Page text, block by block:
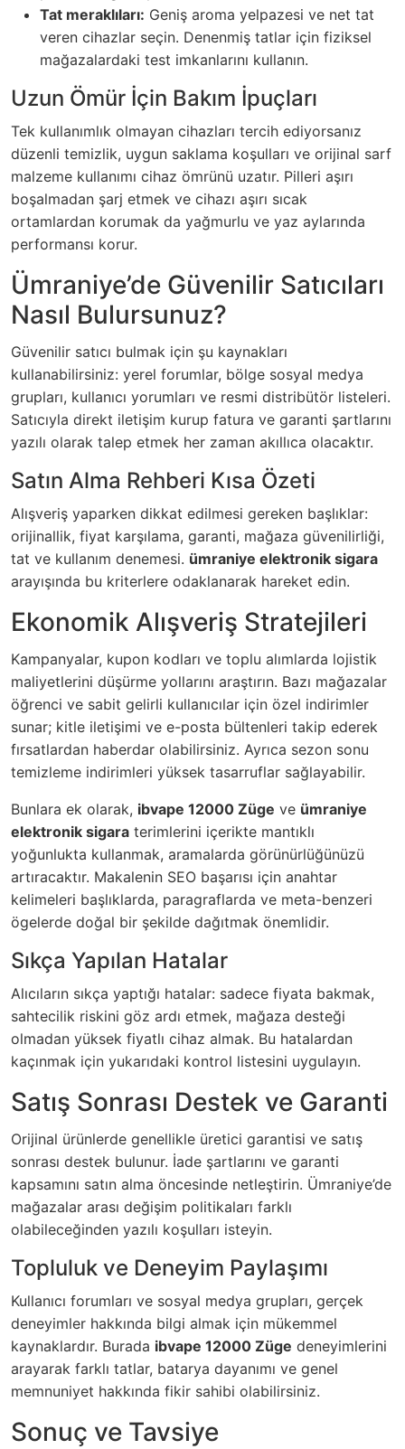
Tat meraklıları: Geniş aroma yelpazesi ve net tat
veren cihazlar seçin. Denenmiş tatlar için fiziksel
mağazalardaki test imkanlarını kullanın.
Uzun Ömür İçin Bakım İpuçları
Tek kullanımlık olmayan cihazları tercih ediyorsanız
düzenli temizlik, uygun saklama koşulları ve orijinal sarf
malzeme kullanımı cihaz ömrünü uzatır. Pilleri aşırı
boşalmadan şarj etmek ve cihazı aşırı sıcak
ortamlardan korumak da yağmurlu ve yaz aylarında
performansı korur.
Ümraniye’de Güvenilir Satıcıları
Nasıl Bulursunuz?
Güvenilir satıcı bulmak için şu kaynakları
kullanabilirsiniz: yerel forumlar, bölge sosyal medya
grupları, kullanıcı yorumları ve resmi distribütör listeleri.
Satıcıyla direkt iletişim kurup fatura ve garanti şartlarını
yazılı olarak talep etmek her zaman akıllıca olacaktır.
Satın Alma Rehberi Kısa Özeti
Alışveriş yaparken dikkat edilmesi gereken başlıklar:
orijinallik, fiyat karşılama, garanti, mağaza güvenilirliği,
tat ve kullanım denemesi. ümraniye elektronik sigara
arayışında bu kriterlere odaklanarak hareket edin.
Ekonomik Alışveriş Stratejileri
Kampanyalar, kupon kodları ve toplu alımlarda lojistik
maliyetlerini düşürme yollarını araştırın. Bazı mağazalar
öğrenci ve sabit gelirli kullanıcılar için özel indirimler
sunar; kitle iletişimi ve e-posta bültenleri takip ederek
fırsatlardan haberdar olabilirsiniz. Ayrıca sezon sonu
temizleme indirimleri yüksek tasarruflar sağlayabilir.
Bunlara ek olarak, ibvape 12000 Züge ve ümraniye
elektronik sigara terimlerini içerikte mantıklı
yoğunlukta kullanmak, aramalarda görünürlüğünüzü
artıracaktır. Makalenin SEO başarısı için anahtar
kelimeleri başlıklarda, paragraflarda ve meta-benzeri
ögelerde doğal bir şekilde dağıtmak önemlidir.
Sıkça Yapılan Hatalar
Alıcıların sıkça yaptığı hatalar: sadece fiyata bakmak,
sahtecilik riskini göz ardı etmek, mağaza desteği
olmadan yüksek fiyatlı cihaz almak. Bu hatalardan
kaçınmak için yukarıdaki kontrol listesini uygulayın.
Satış Sonrası Destek ve Garanti
Orijinal ürünlerde genellikle üretici garantisi ve satış
sonrası destek bulunur. İade şartlarını ve garanti
kapsamını satın alma öncesinde netleştirin. Ümraniye’de
mağazalar arası değişim politikaları farklı
olabileceğinden yazılı koşulları isteyin.
Topluluk ve Deneyim Paylaşımı
Kullanıcı forumları ve sosyal medya grupları, gerçek
deneyimler hakkında bilgi almak için mükemmel
kaynaklardır. Burada ibvape 12000 Züge deneyimlerini
arayarak farklı tatlar, batarya dayanımı ve genel
memnuniyet hakkında fikir sahibi olabilirsiniz.
Sonuç ve Tavsiye